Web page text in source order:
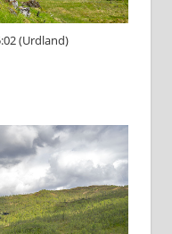
(Urdland)